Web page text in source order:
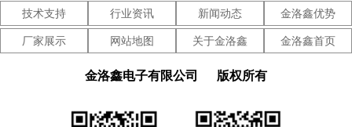
SMI晶振 Lihom晶振 SHINSUNG
晶振
NAKA晶振 AKER晶振 NKG晶振
NJR晶振 Sunny晶振 CTS晶振
技术支持 行业资讯 新闻动态 金洛鑫优势
厂家展示 网站地图 关于金洛鑫 金洛鑫首页
金洛鑫电子有限公司 版权所有